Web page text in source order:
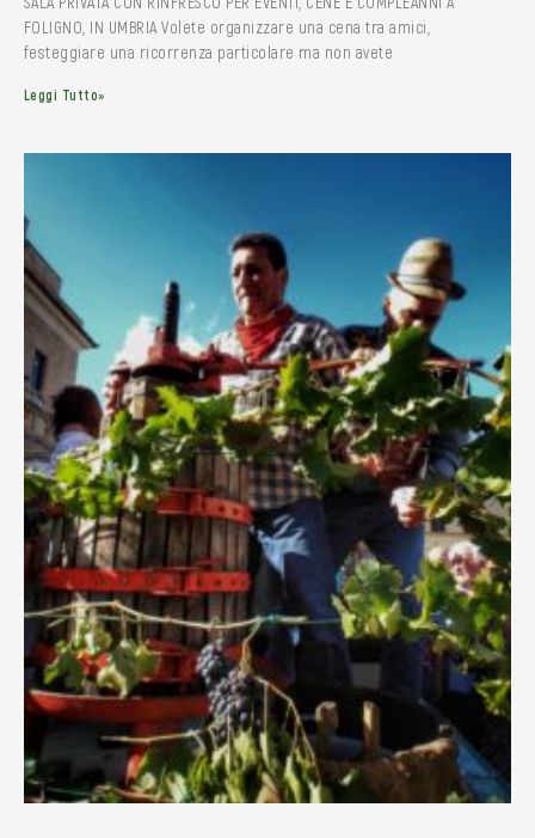
FOLIGNO, IN UMBRIA Volete organizzare una cena tra amici,
festeggiare una ricorrenza particolare ma non avete
Leggi Tutto»